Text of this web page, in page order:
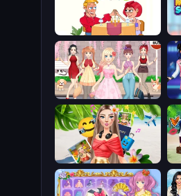
Impossible Date
Anime Girls Dress Up Games
Travel with Me: ASMR Edition